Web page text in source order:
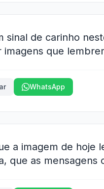
sinal de carinho
imagens que
WhatsApp
a imagem de hoje
que as